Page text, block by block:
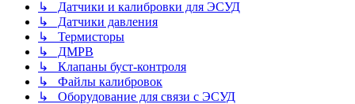
↳ Датчики и калибровки для ЭСУД
↳ Датчики давления
↳ Термисторы
↳ ДМРВ
↳ Клапаны буст-контроля
↳ Файлы калибровок
↳ Оборудование для связи с ЭСУД